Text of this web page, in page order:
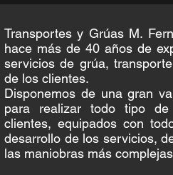
Transportes y Grúas M.
hace más de 40 años de
servicios de grúa,
de los clientes.
Disponemos de una gran
para realizar todo tipo de
clientes, equipados con
desarrollo de los servicios,
las maniobras más